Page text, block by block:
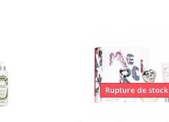
Rupture de stock